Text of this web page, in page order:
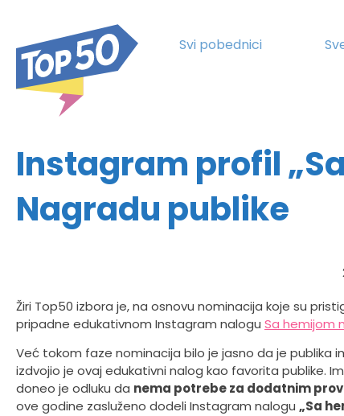
Svi pobednici
Instagram profil
Nagradu publike
Žiri Top50 izbora je, na osnovu nominacija koje su
pripadne edukativnom Instagram nalogu Sa hemijom
Već tokom faze nominacija bilo je jasno da je publika
izdvojio je ovaj edukativni nalog kao favorita publike.
doneo je odluku da nema potrebe za dodatnim
ove godine zasluženo dodeli Instagram nalogu „Sa